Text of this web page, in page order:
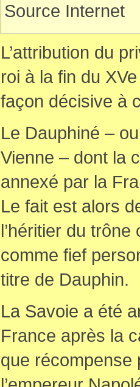
Source Internet
L’attribution du
roi à la fin du
façon décisive à
Le Dauphiné –
Vienne – dont la
annexé par la
Le fait est alors
l’héritier du
comme fief
titre de Dauphin.
La Savoie a été
France après la
que récompense